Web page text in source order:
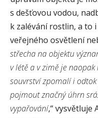
s dešťovou vodou,
k zalévání rostlin, a to
veřejného osvětlení
střecha na objektu
v létě a v zimě je
souvrství zpomalí i
pojmout značný úhrn
vypařování,“ vysvětluje